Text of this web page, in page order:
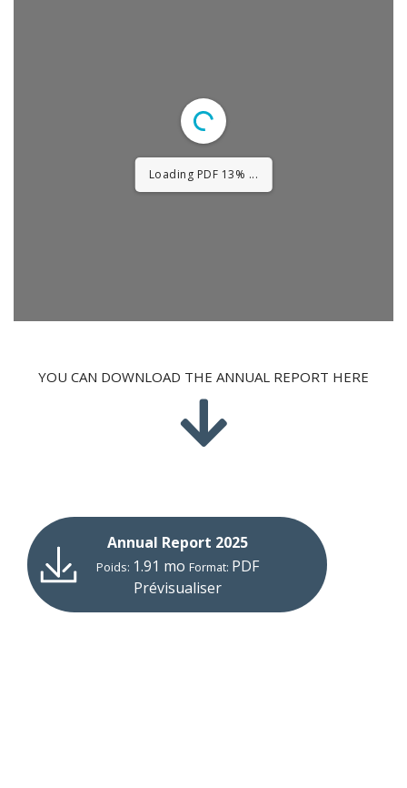
Loading PDF 60% ...
YOU CAN DOWNLOAD THE ANNUAL REPORT HERE
Annual Report 2025
Poids: 1.91 mo Format: PDF
Prévisualiser